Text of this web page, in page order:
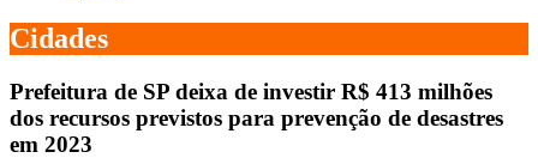
Cidades
Prefeitura de SP deixa de investir R$ 413 milhões
dos recursos previstos para prevenção de desastres
em 2023